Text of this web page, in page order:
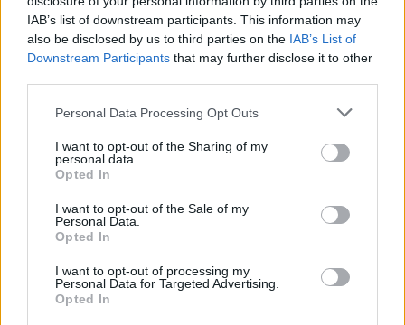
IAB’s list of downstream participants. This information may
also be disclosed by us to third parties on the IAB’s List of
Downstream Participants that may further disclose it to other
Personal Data Processing Opt Outs
I want to opt-out of the Sharing of my
personal data.
Opted In
I want to opt-out of the Sale of my
Personal Data.
Opted In
I want to opt-out of processing my
Personal Data for Targeted Advertising.
Opted In
0 uživatelům se líbí
Informace o profilu a chatu
Registrace od
Počet přátel: 0